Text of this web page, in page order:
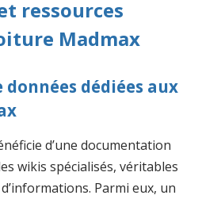
ressources
Madmax
données dédiées aux
d’une documentation
wikis spécialisés, véritables
Parmi eux, un